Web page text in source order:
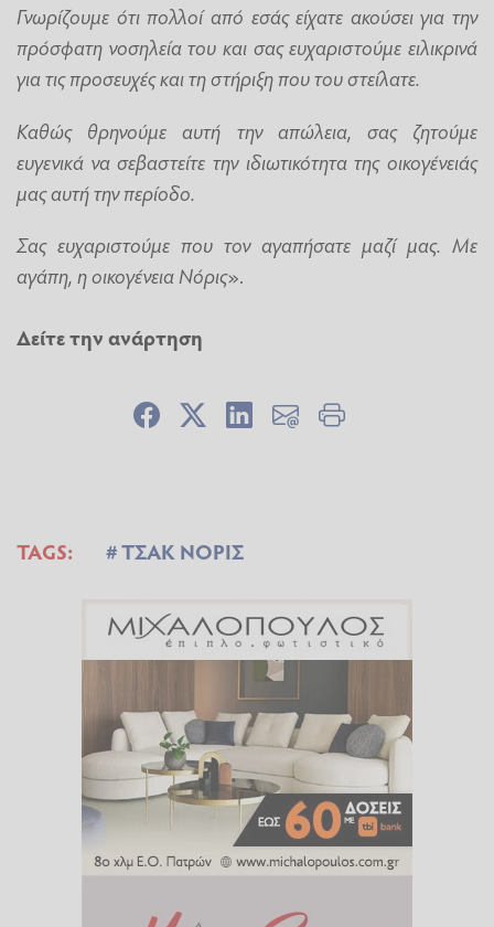
Γνωρίζουμε ότι πολλοί από εσάς είχατε ακούσει για την
πρόσφατη νοσηλεία του και σας ευχαριστούμε ειλικρινά
για τις προσευχές και τη στήριξη που του στείλατε.
Καθώς θρηνούμε αυτή την απώλεια, σας ζητούμε
ευγενικά να σεβαστείτε την ιδιωτικότητα της οικογένειάς
μας αυτή την περίοδο.
Σας ευχαριστούμε που τον αγαπήσατε μαζί μας. Με
αγάπη, η οικογένεια Νόρις».
Δείτε την ανάρτηση
TAGS: ΤΣΑΚ ΝΟΡΙΣ